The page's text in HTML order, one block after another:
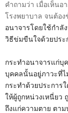
คำถามว่า เมื่อเห็น
โรงพยาบาล จนต้อ
อนาจารโดยใช้กำลั
วิธีข่มขืนใจด้วยประ
กระทำอนาจารแก่บุ
บุคคลนั้นอยู่ภาวะที่ไ
กระทำด้วยประการ
ให้ผู้ถูกหน่วงเหนี่ยว
ถึงแก่ความตาย ตา